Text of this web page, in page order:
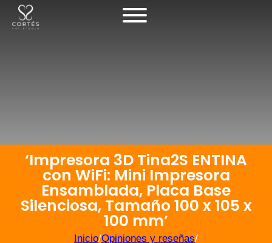
‘Impresora 3D Tina2S ENTINA
con WiFi: Mini Impresora
Ensamblada, Placa Base
Silenciosa, Tamaño 100 x 105 x
100 mm’
Inicio/Opiniones y reseñas/